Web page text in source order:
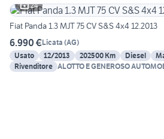
24
Fiat Panda 1.3 MJT 75 CV S&S 4x4 12.2013
6.990 €Licata (AG)
Usato
12/2013 202500 Km Diesel
Rivenditore ALOTTO E GENEROSO